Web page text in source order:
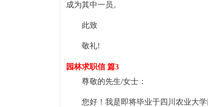
成为其中一员。
此致
敬礼!
园林求职信 篇3
尊敬的先生/女士：
您好！我是即将毕业于四川农业大